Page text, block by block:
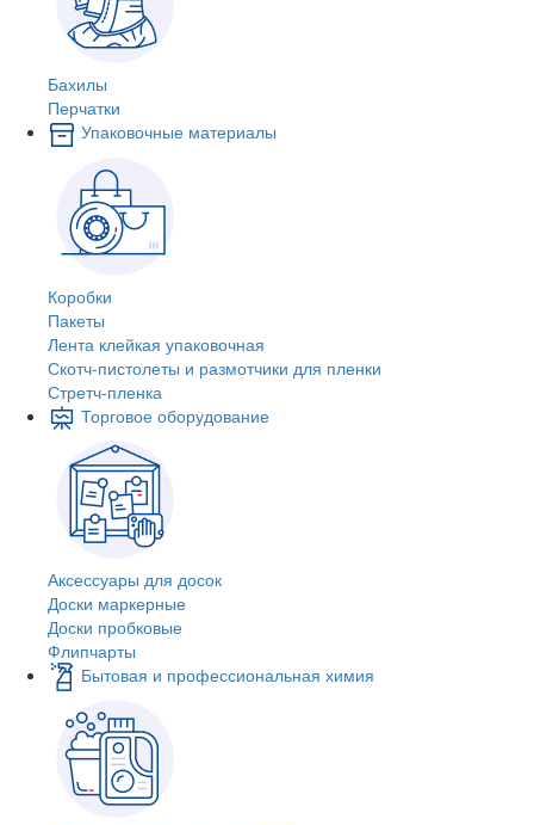
Бахилы
Перчатки
Упаковочные материалы
Коробки
Пакеты
Лента клейкая упаковочная
Скотч-пистолеты и размотчики для пленки
Стретч-пленка
Торговое оборудование
Аксессуары для досок
Доски маркерные
Доски пробковые
Флипчарты
Бытовая и профессиональная химия